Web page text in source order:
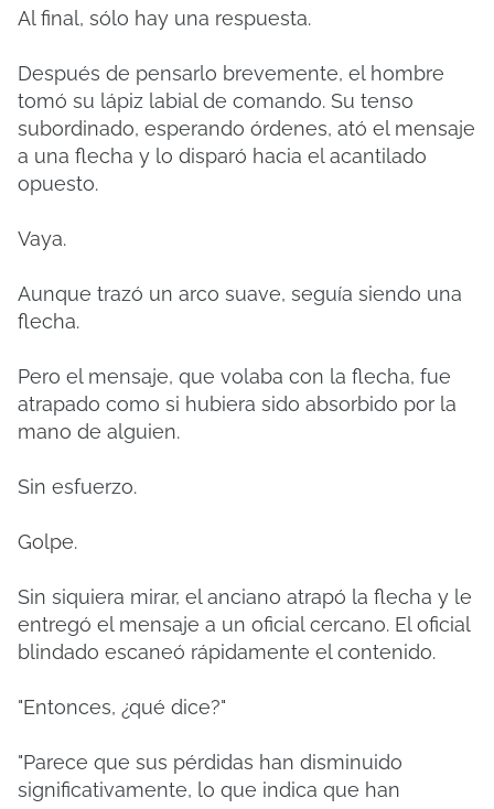
Al final, sólo hay una respuesta.
Después de pensarlo brevemente, el hombre
tomó su lápiz labial de comando. Su tenso
subordinado, esperando órdenes, ató el mensaje
a una flecha y lo disparó hacia el acantilado
opuesto.
Vaya.
Aunque trazó un arco suave, seguía siendo una
flecha.
Pero el mensaje, que volaba con la flecha, fue
atrapado como si hubiera sido absorbido por la
mano de alguien.
Sin esfuerzo.
Golpe.
Sin siquiera mirar, el anciano atrapó la flecha y le
entregó el mensaje a un oficial cercano. El oficial
blindado escaneó rápidamente el contenido.
"Entonces, ¿qué dice?"
"Parece que sus pérdidas han disminuido
significativamente, lo que indica que han